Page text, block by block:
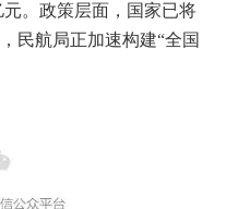
元。政策层面，国家已将
民航局正加速构建“全国